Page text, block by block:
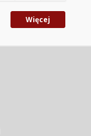
Więcej